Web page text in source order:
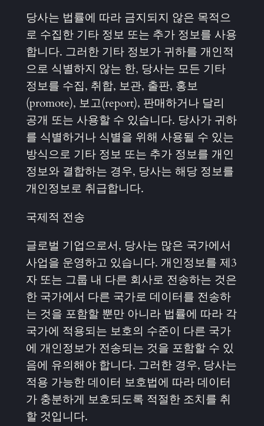
당사는 법률에 따라 금지되지 않은 목적으
로 수집한 기타 정보 또는 추가 정보를 사용
합니다. 그러한 기타 정보가 귀하를 개인적
으로 식별하지 않는 한, 당사는 모든 기타
정보를 수집, 취합, 보관, 출판, 홍보
(promote), 보고(report), 판매하거나 달리
공개 또는 사용할 수 있습니다. 당사가 귀하
를 식별하거나 식별을 위해 사용될 수 있는
방식으로 기타 정보 또는 추가 정보를 개인
정보와 결합하는 경우, 당사는 해당 정보를
개인정보로 취급합니다.
국제적 전송
글로벌 기업으로서, 당사는 많은 국가에서
사업을 운영하고 있습니다. 개인정보를 제3
자 또는 그룹 내 다른 회사로 전송하는 것은
한 국가에서 다른 국가로 데이터를 전송하
는 것을 포함할 뿐만 아니라 법률에 따라 각
국가에 적용되는 보호의 수준이 다른 국가
에 개인정보가 전송되는 것을 포함할 수 있
음에 유의해야 합니다. 그러한 경우, 당사는
적용 가능한 데이터 보호법에 따라 데이터
가 충분하게 보호되도록 적절한 조치를 취
할 것입니다.